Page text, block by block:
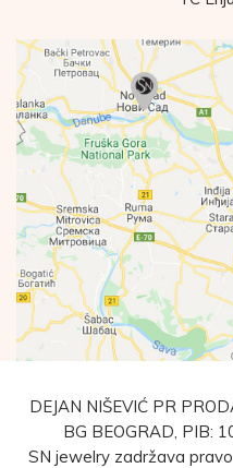
DEJAN NIŠEVIĆ PR
BG BEOGRAD, PIB:
SN jewelry zadržava